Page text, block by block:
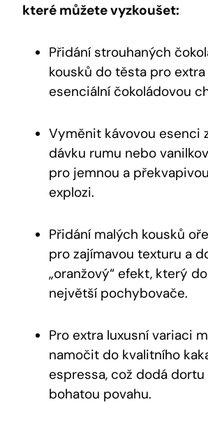
které můžete vyzkoušet:
Přidání strouhaných
kousků do těsta pro
esenciální⁤ čokoládovou
Vyměnit kávovou esenci⁣
dávku rumu nebo
pro jemnou a
explozi.
Přidání malých kousků
pro‍ zajímavou texturu ‍a
„oranžový“ ⁣efekt, který
největší​ pochybovače.
Pro extra luxusní variaci
namočit ‍do kvalitního
espressa, což dodá
bohatou povahu.